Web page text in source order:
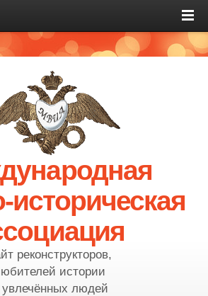
историческая
реконструкторов,
истории
увлечённых людей